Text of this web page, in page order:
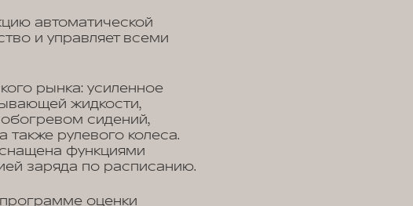
автоматической
и управляет всеми
рынка: усиленное
жидкости,
сидений,
также рулевого колеса.
функциями
заряда по расписанию.
оценки